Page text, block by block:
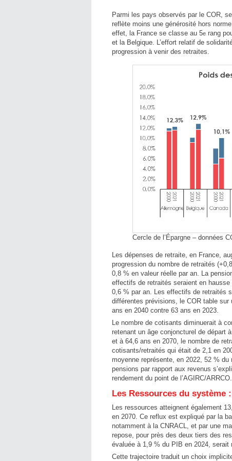
Parmi les pays observés par le COR,
reflète moins une générosité hors
effet, la France se classe au 5e rang
et la Belgique. L’effort relatif de
progression à venir des retraites.
Cercle de l’Épargne – données
Les dépenses de retraite, en France,
progression du nombre de retraités
0,8 % en valeur réelle par an. La
effectifs de retraités seraient en
0,6 % par an. Les effectifs de retraités
différentes prévisions, le COR table sur
ans en 2040 contre 63 ans en 2023.
Le nombre de cotisants diminuerait à
retenant un âge conjoncturel de départ
et à 64,6 ans en 2070, le nombre de
cotisants/retraités qui était de 2,1 en
moyenne représente, en 2022, 52 %
pensions par rapport aux revenus
rendement du point de l’AGIRC/ARRCO.
Les Ressources du
Les ressources atteignent également
en 2070. Ce reflux est expliqué par la
notamment à la CNRACL, et par une
repose, pour près des deux tiers des
évaluée à 1,9 % du PIB en 2024, serait
Cette trajectoire traduit un choix